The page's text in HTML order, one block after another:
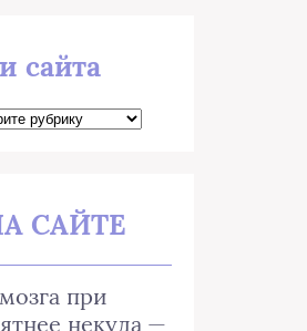
сайта
САЙТЕ
при
некуда —